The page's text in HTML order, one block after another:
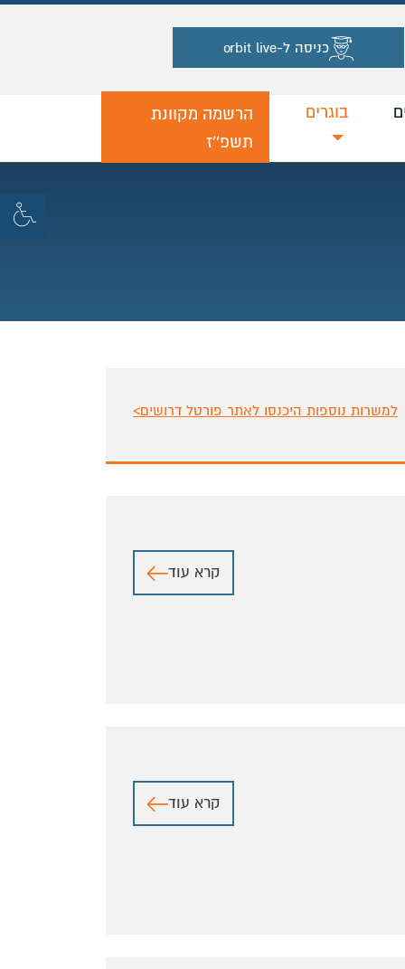
כניסה ל-orbit live
בוגרים
הרשמה מקוונת
תשפ''ז
למשרות נוספות היכנסו לאתר פורטל דרושים>
קרא עוד
קרא עוד